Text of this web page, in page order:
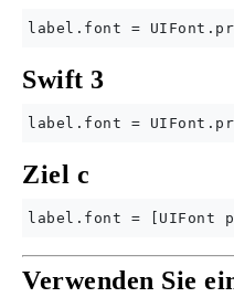
Swift 3
Ziel c
Verwenden Sie